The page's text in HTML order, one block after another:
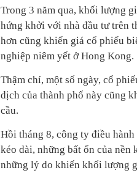
Trong 3 năm qua, khối lượng
hứng khởi với nhà đầu tư trên
hơn cũng khiến giá cổ phiếu
nghiệp niêm yết ở Hong Kong.
Thậm chí, một số ngày, cổ
dịch của thành phố này cũng
cầu.
Hồi tháng 8, công ty điều
kéo dài, những bất ổn của
những lý do khiến khối lượng